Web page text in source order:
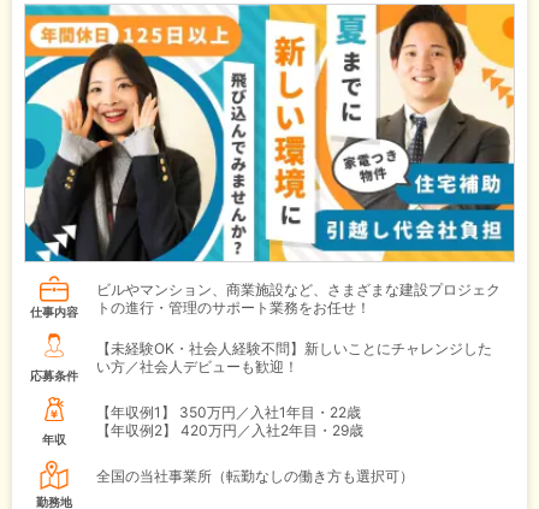
仕事内容
ビルやマンション、商業施設など、さまざまな建設プロジェク
トの進行・管理のサポート業務をお任せ！
応募条件
【未経験OK・社会人経験不問】新しいことにチャレンジした
い方／社会人デビューも歓迎！
年収
【年収例1】
350万円／入社1年目・22歳
【年収例2】
420万円／入社2年目・29歳
勤務地
全国の当社事業所（転勤なしの働き方も選択可）